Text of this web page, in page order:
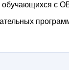
обучающихся с